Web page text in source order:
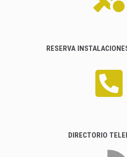
RESERVA
DIRECTORIO